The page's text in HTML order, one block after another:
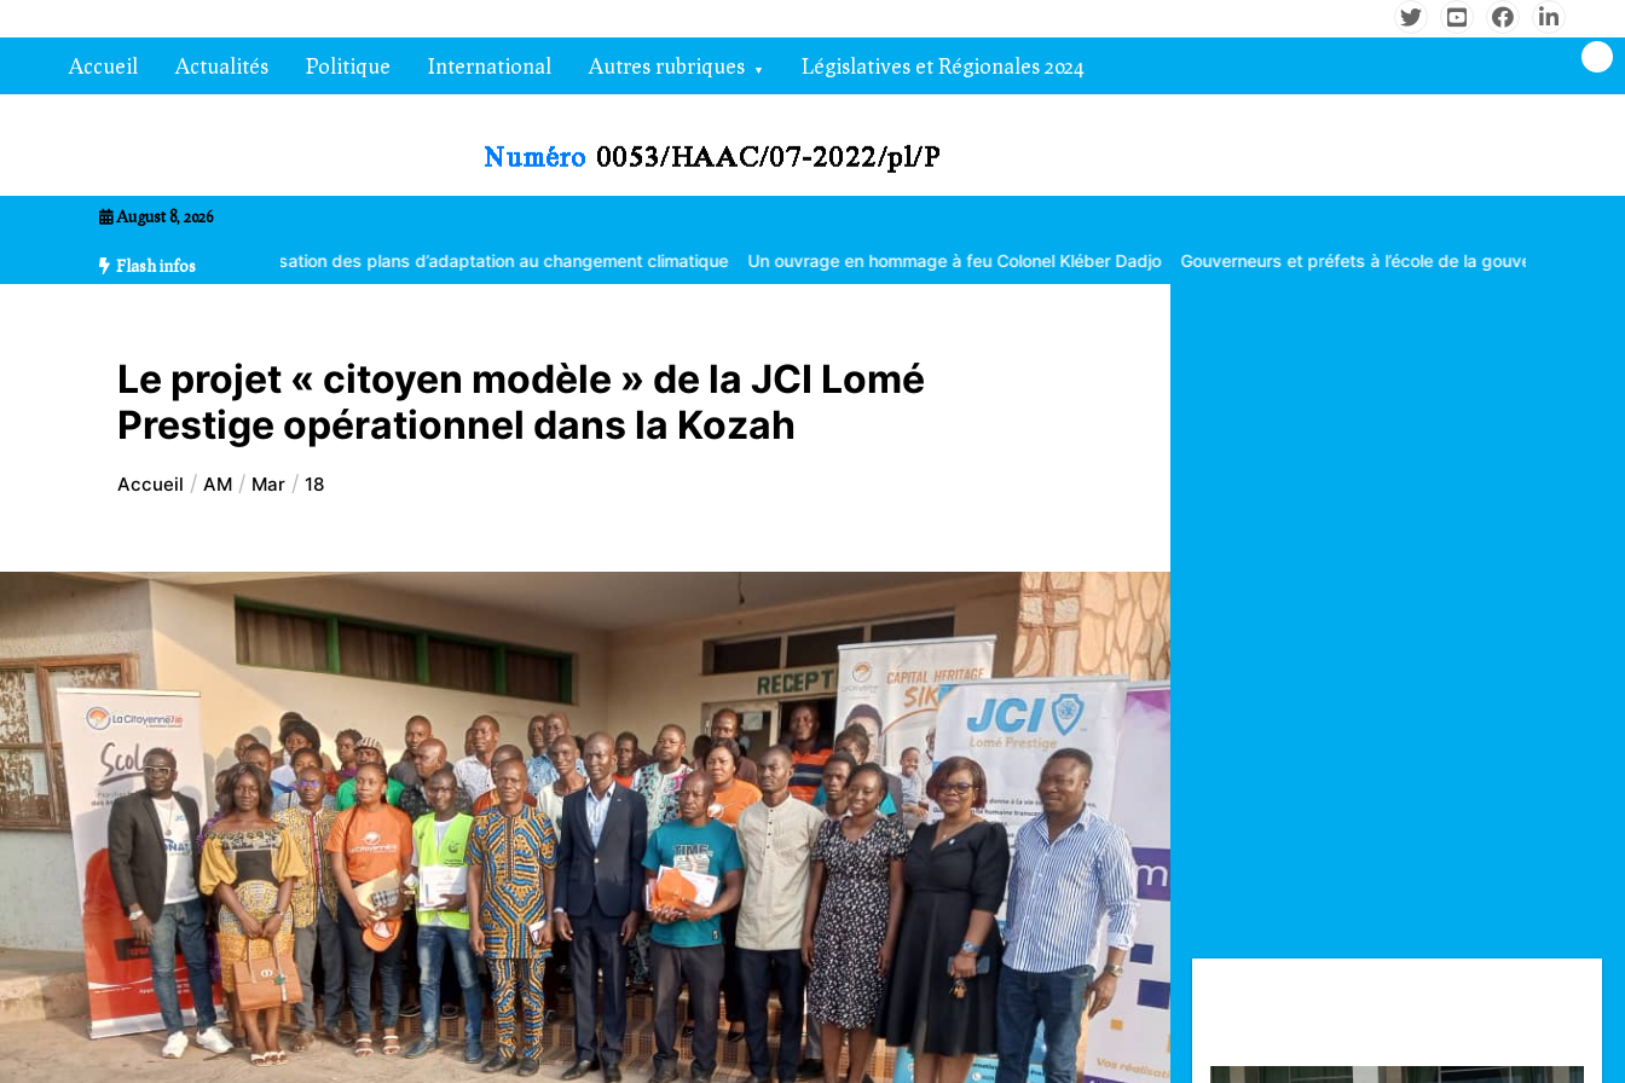
au
contenuAccueil Actualités Politique International Autres rubriques Législatives et Régionales 2024
August 8, 2026
Flash infos
à la vulgarisation des plans d’adaptation au changement climatique Un ouvrage en hommage à feu Colonel Kléber Dadjo Gouverneurs et préfets à l’école de la gouvernance territoriale
Le projet « citoyen modèle » de la JCI Lomé
Prestige opérationnel dans la Kozah
Accueil AM Mar 18